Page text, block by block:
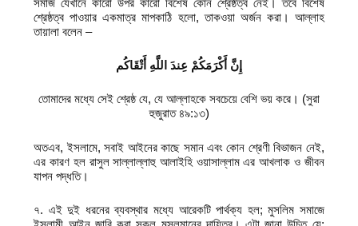
সমাজ যেখানে কারো উপর কারো বিশেষ কোন শ্রেষ্ঠত্ব নেই। তবে বিশেষ
শ্রেষ্ঠত্ব পাওয়ার একমাত্র মাপকাঠি হলো, তাকওয়া অর্জন করা। আল্লাহ
তায়ালা বলেন –
إِنَّ أَکْرَمَکُمْ عِندَ اللَّهِ أَتْقَاکُم
তোমাদের মধ্যে সেই শ্রেষ্ঠ যে, যে আল্লাহকে সবচেয়ে বেশি ভয় করে। (সুরা
হুজুরাত ৪৯:১৩)
অতএব, ইসলামে, সবাই আইনের কাছে সমান এবং কোন শ্রেণী বিভাজন নেই,
এর কারণ হল রাসুল সাল্লাল্লাহু আলাইহি ওয়াসাল্লাম এর আখলাক ও জীবন
যাপন পদ্ধতি।
৭. এই দুই ধরনের ব্যবস্থার মধ্যে আরেকটি পার্থক্য হল; মুসলিম সমাজে